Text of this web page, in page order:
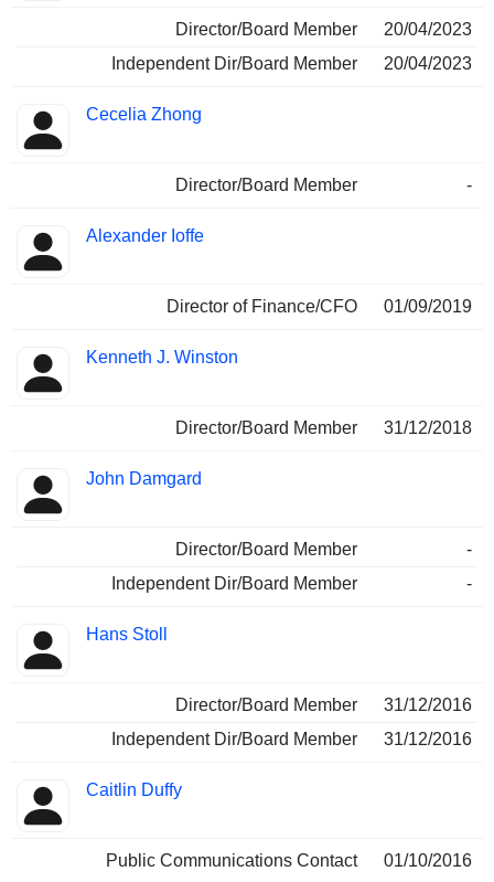
Director/Board Member
20/04/2023
Independent Dir/Board Member
20/04/2023
Cecelia Zhong
Director/Board Member -
Alexander Ioffe
Director of Finance/CFO 01/09/2019
Kenneth J. Winston
Director/Board Member 31/12/2018
John Damgard
Director/Board Member
-
Independent Dir/Board Member
-
Hans Stoll
Director/Board Member
31/12/2016
Independent Dir/Board Member
31/12/2016
Caitlin Duffy
Public Communications Contact 01/10/2016